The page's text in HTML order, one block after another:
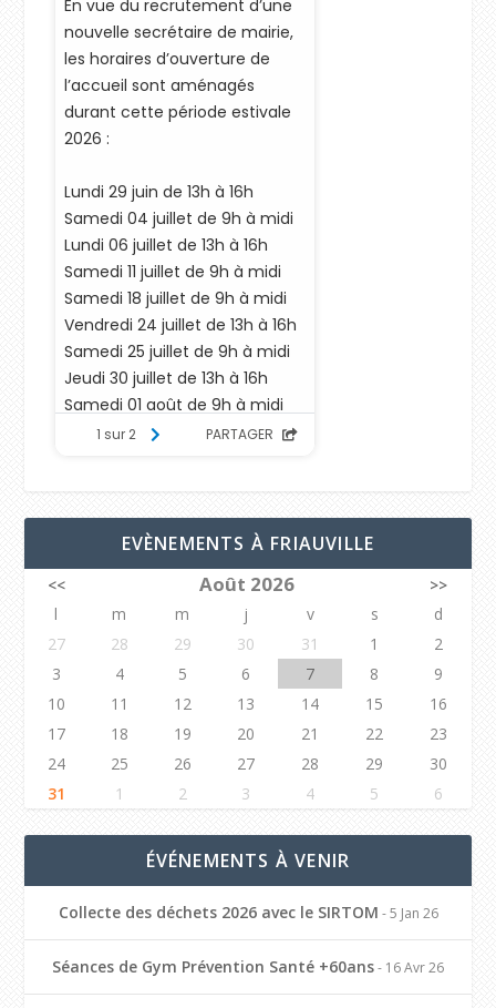
EVÈNEMENTS À FRIAUVILLE
<< Août 2026
>>
l
m m j v s
d
27
28 29 30 31 1
2
3
4 5 6 7 8
9
10
11 12 13 14 15
16
17
18 19 20 21 22
23
24
25 26 27 28 29
30
31
1 2 3 4 5 6
ÉVÉNEMENTS À VENIR
Collecte des déchets 2026 avec le SIRTOM - 5 Jan 26
Séances de Gym Prévention Santé +60ans- 16 Avr 26